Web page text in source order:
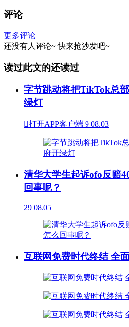
评论
更多评论
还没有人评论~ 快来抢沙发吧~
读过此文的还读过
字节跳动将把TikTok总
绿灯
打开APP客户端 9 08.03
清华大学生起诉ofo反赔
回事呢？
29 08.05
互联网免费时代终结 全